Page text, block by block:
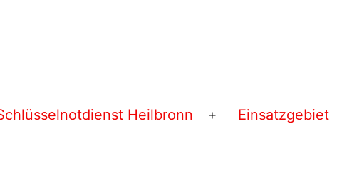
Heilbronn
Menü
Einsatzgebiet